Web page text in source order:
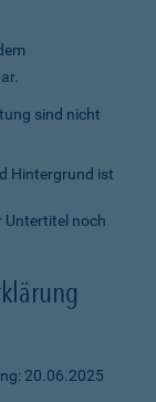
sind nicht
Hintergrund ist
Untertitel noch
20.06.2025